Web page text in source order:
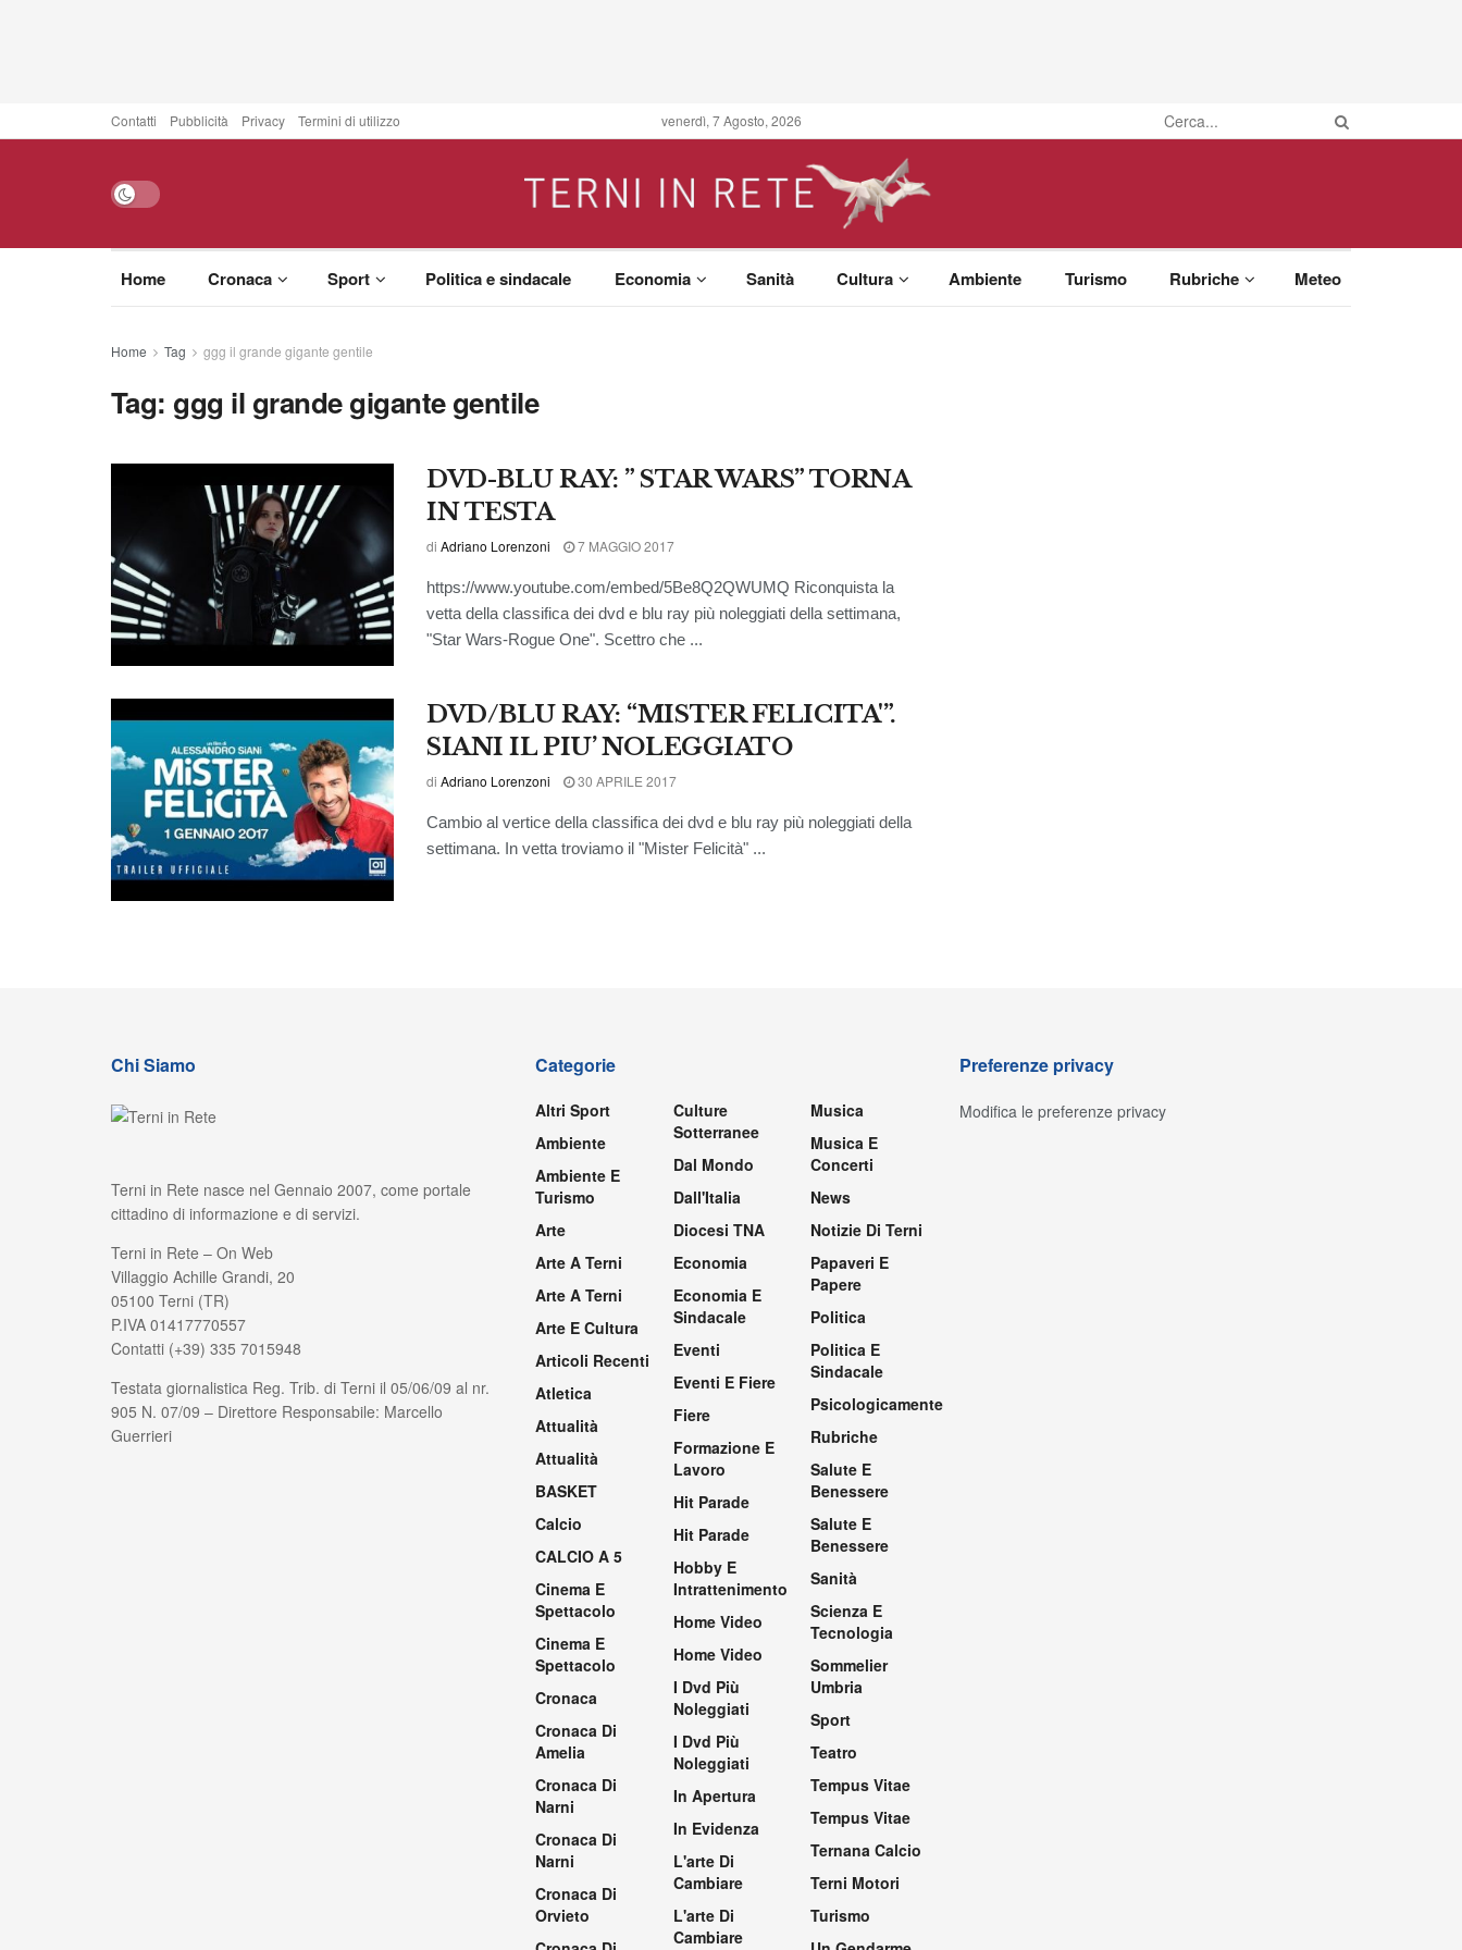
Contatti Pubblicità Privacy Termini di utilizzo venerdì, 7 Agosto, 2026
Home Cronaca Sport Politica e sindacale Economia Sanità Cultura Ambiente Turismo Rubriche Meteo
Home Tag ggg il grande gigante gentile
Tag: ggg il grande gigante gentile
DVD-BLU RAY: ” STAR WARS” TORNA
IN TESTA
di Adriano Lorenzoni 7 MAGGIO 2017
https://www.youtube.com/embed/5Be8Q2QWUMQ Riconquista la
vetta della classifica dei dvd e blu ray più noleggiati della settimana,
"Star Wars-Rogue One". Scettro che ...
DVD/BLU RAY: “MISTER FELICITA'”.
SIANI IL PIU’ NOLEGGIATO
di Adriano Lorenzoni 30 APRILE 2017
Cambio al vertice della classifica dei dvd e blu ray più noleggiati della
settimana. In vetta troviamo il "Mister Felicità" ...
Chi Siamo
Terni in Rete nasce nel Gennaio 2007, come portale
cittadino di informazione e di servizi.
Terni in Rete – On Web
Villaggio Achille Grandi, 20
05100 Terni (TR)
P.IVA 01417770557
Contatti (+39) 335 7015948
Testata giornalistica Reg. Trib. di Terni il 05/06/09 al nr.
905 N. 07/09 – Direttore Responsabile: Marcello
Guerrieri
Categorie
Altri Sport
Ambiente
Ambiente E
Turismo
Arte
Arte A Terni
Arte A Terni
Arte E Cultura
Articoli Recenti
Atletica
Attualità
Attualità
BASKET
Calcio
CALCIO A 5
Cinema E
Spettacolo
Cinema E
Spettacolo
Cronaca
Cronaca Di
Amelia
Cronaca Di
Narni
Cronaca Di
Narni
Cronaca Di
Orvieto
Culture
Sotterranee
Dal Mondo
Dall'Italia
Diocesi TNA
Economia
Economia E
Sindacale
Eventi
Eventi E Fiere
Fiere
Formazione E
Lavoro
Hit Parade
Hit Parade
Hobby E
Intrattenimento
Home Video
Home Video
I Dvd Più
Noleggiati
I Dvd Più
Noleggiati
In Apertura
In Evidenza
L'arte Di
Cambiare
L'arte Di
Cambiare
Musica
Musica E
Concerti
News
Notizie Di Terni
Papaveri E
Papere
Politica
Politica E
Sindacale
Psicologicamente
Rubriche
Salute E
Benessere
Salute E
Benessere
Sanità
Scienza E
Tecnologia
Sommelier
Umbria
Sport
Teatro
Tempus Vitae
Tempus Vitae
Ternana Calcio
Terni Motori
Turismo
Preferenze privacy
Modifica le preferenze privacy